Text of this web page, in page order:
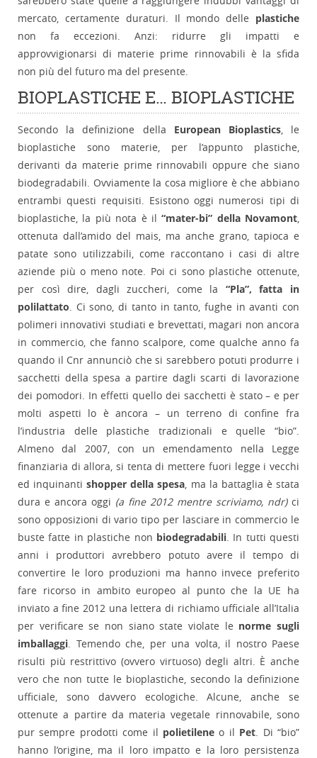
mercato, certamente duraturi. Il mondo delle plastiche
non fa eccezioni. Anzi: ridurre gli impatti e
approvvigionarsi di materie prime rinnovabili è la sfida
non più del futuro ma del presente.
BIOPLASTICHE E… BIOPLASTICHE
Secondo la definizione della European Bioplastics, le
bioplastiche sono materie, per l’appunto plastiche,
derivanti da materie prime rinnovabili oppure che siano
biodegradabili. Ovviamente la cosa migliore è che abbiano
entrambi questi requisiti. Esistono oggi numerosi tipi di
bioplastiche, la più nota è il“mater-bi” della Novamont,
ottenuta dall’amido del mais, ma anche grano, tapioca e
patate sono utilizzabili, come raccontano i casi di altre
aziende più o meno note. Poi ci sono plastiche ottenute,
per così dire, dagli zuccheri, come la “Pla”, fatta in
polilattato. Ci sono, di tanto in tanto, fughe in avanti con
polimeri innovativi studiati e brevettati, magari non ancora
in commercio, che fanno scalpore, come qualche anno fa
quando il Cnr annunciò che si sarebbero potuti produrre i
sacchetti della spesa a partire dagli scarti di lavorazione
dei pomodori. In effetti quello dei sacchetti è stato – e per
molti aspetti lo è ancora – un terreno di confine fra
l’industria delle plastiche tradizionali e quelle “bio”.
Almeno dal 2007, con un emendamento nella Legge
finanziaria di allora, si tenta di mettere fuori legge i vecchi
ed inquinantishopper della spesa, ma la battaglia è stata
dura e ancora oggi (a fine 2012 mentre scriviamo, ndr)ci
sono opposizioni di vario tipo per lasciare in commercio le
buste fatte in plastiche non biodegradabili. In tutti questi
anni i produttori avrebbero potuto avere il tempo di
convertire le loro produzioni ma hanno invece preferito
fare ricorso in ambito europeo al punto che la UE ha
inviato a fine 2012 una lettera di richiamo ufficiale all’Italia
per verificare se non siano state violate le norme sugli
imballaggi. Temendo che, per una volta, il nostro Paese
risulti più restrittivo (ovvero virtuoso) degli altri. È anche
vero che non tutte le bioplastiche, secondo la definizione
ufficiale, sono davvero ecologiche. Alcune, anche se
ottenute a partire da materia vegetale rinnovabile, sono
pur sempre prodotti come il polietilene o il Pet. Di “bio”
hanno l’origine, ma il loro impatto e la loro persistenza